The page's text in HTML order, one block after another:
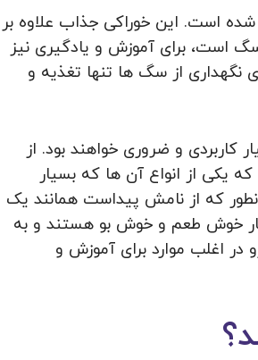
است. این خوراکی جذاب علاوه بر
است، برای آموزش و یادگیری نیز
نگهداری از سگ ها تنها تغذیه و
کاربردی و ضروری خواهند بود. از
یکی از انواع آن ها که بسیار
که از نامش پیداست همانند یک
خوش طعم و خوش بو هستند و به
در اغلب موارد برای آموزش و